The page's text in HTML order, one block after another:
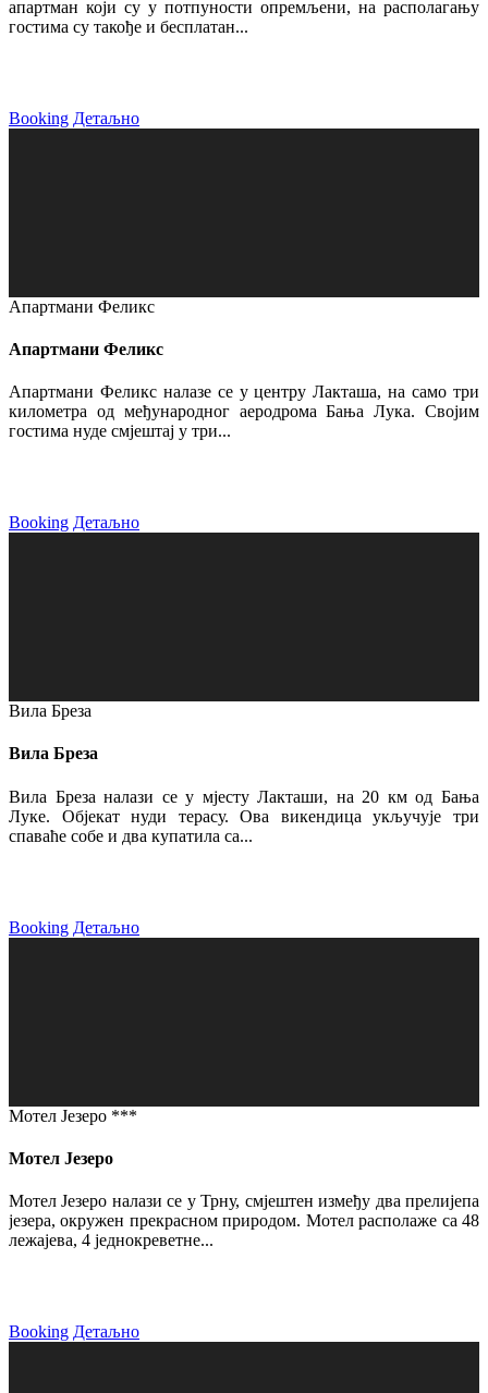
апартман који су у потпуности опремљени, на располагању
гостима су такође и бесплатан...
Booking Детаљно
Апартмани Феликс
Апартмани Феликс
Апартмани Феликс налазе се у центру Лакташа, на само три
километра од међународног аеродрома Бања Лука. Својим
гостима нуде смјештај у три...
Booking Детаљно
Вила Бреза
Вила Бреза
Вила Бреза налази се у мјесту Лакташи, на 20 км од Бања
Луке. Објекат нуди терасу. Ова викендица укључује три
спаваће собе и два купатила са...
Booking Детаљно
Мотел Језеро ***
Мотел Језеро
Мотел Језеро налази се у Трну, смјештен између два прелијепа
језера, окружен прекрасном природом. Мотел располаже са 48
лежајева, 4 једнокреветне...
Booking Детаљно